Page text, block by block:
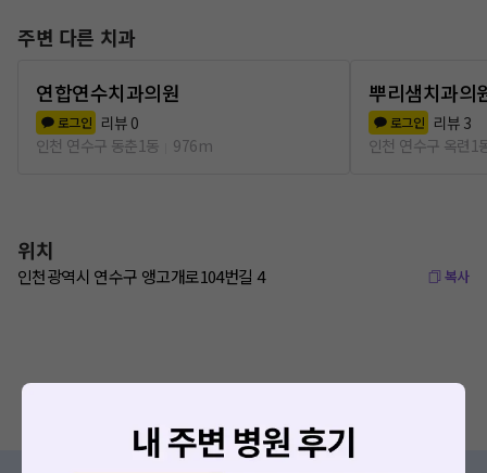
주변 다른 치과
연합연수치과의원
로그인 리뷰 0
인천 연수구 동춘1동
976m
뿌리샘치과의
로그인 리뷰 3
인천 연수구 옥련1
위치
인천광역시 연수구 앵고개로104번길 4 복사